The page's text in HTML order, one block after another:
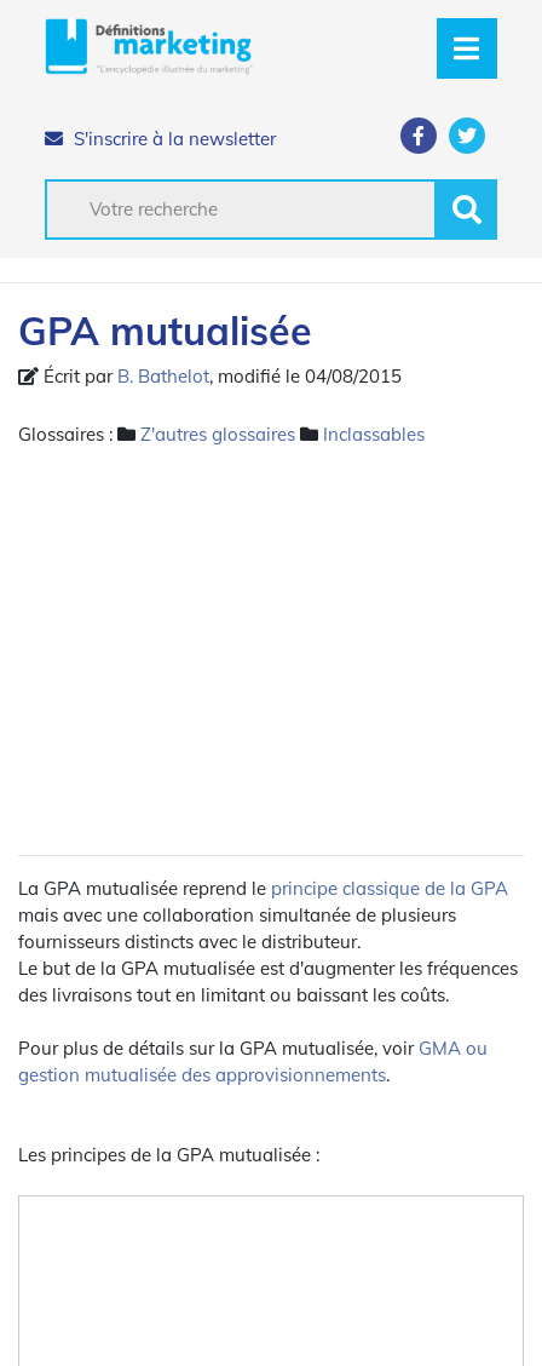
S'inscrire à la newsletter
GPA mutualisée
Écrit par B. Bathelot, modifié le 04/08/2015
Glossaires : Z'autres glossaires Inclassables
La GPA mutualisée reprend le principe classique de la GPA
mais avec une collaboration simultanée de plusieurs
fournisseurs distincts avec le distributeur.
Le but de la GPA mutualisée est d'augmenter les fréquences
des livraisons tout en limitant ou baissant les coûts.
Pour plus de détails sur la GPA mutualisée, voir GMA ou
gestion mutualisée des approvisionnements.
Les principes de la GPA mutualisée :